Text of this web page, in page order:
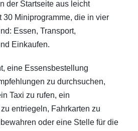
der Startseite aus leicht
30 Miniprogramme, die in vier
Essen, Transport,
Einkaufen.
eine Essensbestellung
zu durchsuchen,
Taxi zu rufen, ein
entriegeln, Fahrkarten zu
oder eine Stelle für die